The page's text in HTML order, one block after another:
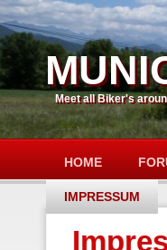
Meet all Biker's
HOME
IMPRESSUM